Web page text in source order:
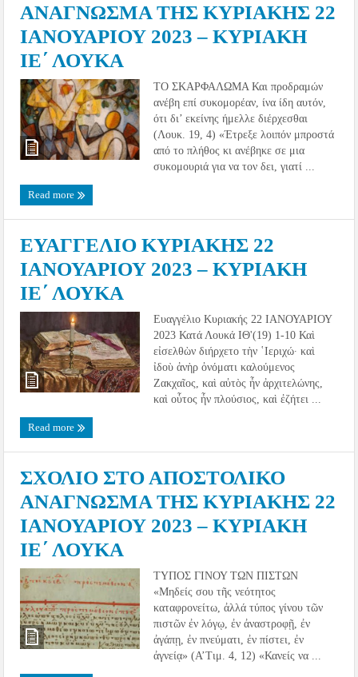
ΑΝΑΓΝΩΣΜΑ ΤΗΣ ΚΥΡΙΑΚΗΣ 22
ΙΑΝΟΥΑΡΙΟΥ 2023 – ΚΥΡΙΑΚΗ
ΙΕ΄ ΛΟΥΚΑ
ΤΟ ΣΚΑΡΦΑΛΩΜΑ Και προδραμών
ανέβη επί συκομορέαν, ίνα ίδη αυτόν,
ότι δι’ εκείνης ήμελλε διέρχεσθαι
(Λουκ. 19, 4) «Έτρεξε λοιπόν μπροστά
από το πλήθος κι ανέβηκε σε μια
συκομουριά για να τον δει, γιατί ...
Read more
ΕΥΑΓΓΕΛΙΟ ΚΥΡΙΑΚΗΣ 22
ΙΑΝΟΥΑΡΙΟΥ 2023 – ΚΥΡΙΑΚΗ
ΙΕ΄ ΛΟΥΚΑ
Ευαγγέλιο Κυριακής 22 ΙΑΝΟΥΑΡΙΟΥ
2023 Κατά Λουκά ΙΘ'(19) 1-10 Καὶ
εἰσελθὼν διήρχετο τὴν ῾Ιεριχώ· καὶ
ἰδοὺ ἀνὴρ ὀνόματι καλούμενος
Ζακχαῖος, καὶ αὐτὸς ἦν ἀρχιτελώνης,
καὶ οὗτος ἦν πλούσιος, καὶ ἐζήτει ...
Read more
ΣΧΟΛΙΟ ΣΤΟ ΑΠΟΣΤΟΛΙΚΟ
ΑΝΑΓΝΩΣΜΑ ΤΗΣ ΚΥΡΙΑΚΗΣ 22
ΙΑΝΟΥΑΡΙΟΥ 2023 – ΚΥΡΙΑΚΗ
ΙΕ΄ ΛΟΥΚΑ
ΤΥΠΟΣ ΓΙΝΟΥ ΤΩΝ ΠΙΣΤΩΝ
«Μηδείς σου τῆς νεότητος
καταφρονείτω, ἀλλά τύπος γίνου τῶν
πιστῶν ἐν λόγῳ, ἐν ἀναστροφῇ, ἐν
ἀγάπῃ, ἐν πνεύματι, ἐν πίστει, ἐν
ἀγνείᾳ» (Α’Τιμ. 4, 12) «Κανείς να ...